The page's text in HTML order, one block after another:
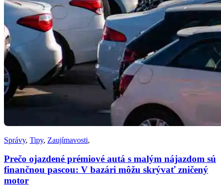
Správy, Tipy, Zaujímavosti,
Prečo ojazdené prémiové autá s malým nájazdom sú
finančnou pascou: V bazári môžu skrývať zničený
motor